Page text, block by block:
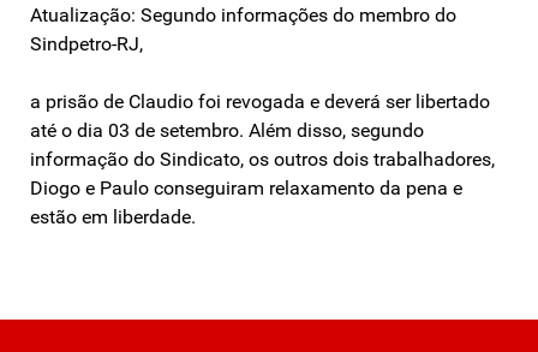
Atualização: Segundo informações do membro do
Sindpetro-RJ,
a prisão de Claudio foi revogada e deverá ser libertado
até o dia 03 de setembro. Além disso, segundo
informação do Sindicato, os outros dois trabalhadores,
Diogo e Paulo conseguiram relaxamento da pena e
estão em liberdade.